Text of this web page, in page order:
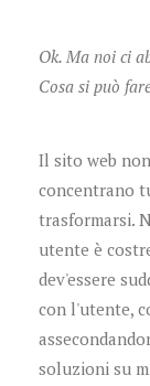
Ok. Ma noi ci
Cosa si può
Il sito web
concentrano
trasformarsi.
utente è
dev'essere
con l'utente,
soluzioni su